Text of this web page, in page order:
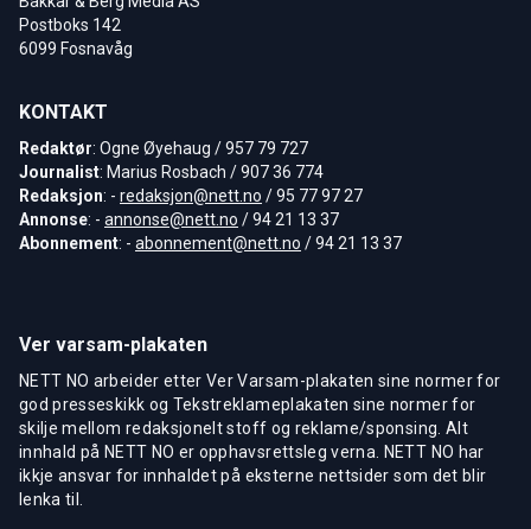
Postboks 142
6099 Fosnavåg
KONTAKT
Redaktør: Ogne Øyehaug / 957 79 727
Journalist: Marius Rosbach / 907 36 774
Redaksjon: - redaksjon@nett.no / 95 77 97 27
Annonse: - annonse@nett.no / 94 21 13 37
Abonnement: - abonnement@nett.no / 94 21 13 37
Ver varsam-plakaten
NETT NO arbeider etter Ver Varsam-plakaten sine normer for
god presseskikk og Tekstreklameplakaten sine normer for
skilje mellom redaksjonelt stoff og reklame/sponsing. Alt
innhald på NETT NO er opphavsrettsleg verna. NETT NO har
ikkje ansvar for innhaldet på eksterne nettsider som det blir
lenka til.